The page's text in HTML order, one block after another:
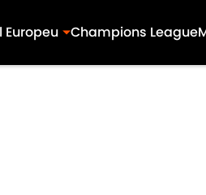
Europeu Champions League